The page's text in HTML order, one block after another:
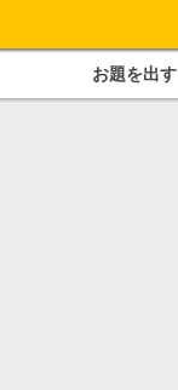
お題を出す